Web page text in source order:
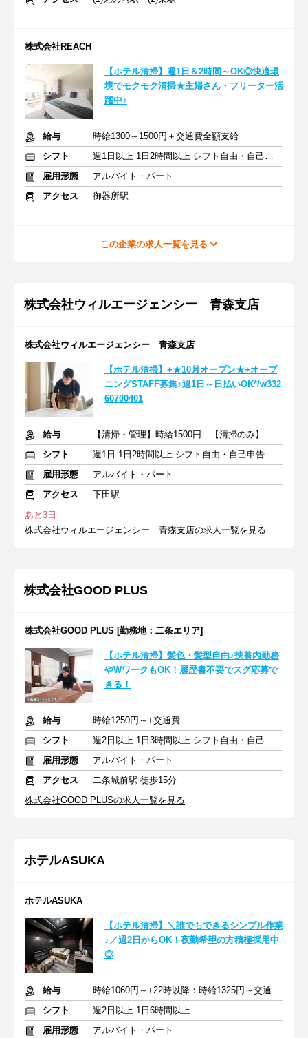
株式会社REACH
【ホテル清掃】週1日＆2時間～OK◎快適環
境でモクモク清掃★主婦さん・フリーター活
躍中♪
給与
時給1300～1500円＋交通費全額支給
シフト
週1日以上 1日2時間以上 シフト自由・自己申告
雇用形態
アルバイト・パート
アクセス
御器所駅
この企業の求人一覧を見る
株式会社ウィルエージェンシー 青森支店
株式会社ウィルエージェンシー 青森支店
【ホテル清掃】+★10月オープン★+オープ
ニングSTAFF募集♪週1日～日払いOK*/w332
60700401
給与
【清掃・管理】時給1500円 【清掃のみ】時給1100円～ ＋交通費
シフト
週1日 1日2時間以上 シフト自由・自己申告
雇用形態
アルバイト・パート
アクセス
下田駅
あと3日
株式会社ウィルエージェンシー 青森支店の求人一覧を見る
株式会社GOOD PLUS
株式会社GOOD PLUS [勤務地：二条エリア]
【ホテル清掃】髪色・髪型自由♪扶養内勤務
やWワークもOK！履歴書不要でスグ応募で
きる！
給与
時給1250円～+交通費
シフト
週2日以上 1日3時間以上 シフト自由・自己申告
雇用形態
アルバイト・パート
アクセス
二条城前駅 徒歩15分
株式会社GOOD PLUSの求人一覧を見る
ホテルASUKA
ホテルASUKA
【ホテル清掃】＼誰でもできるシンプル作業
♪／週2日からOK！夜勤希望の方積極採用中
◎
給与
時給1060円～+22時以降：時給1325円～交通費規定内支給
シフト
週2日以上 1日6時間以上
雇用形態
アルバイト・パート